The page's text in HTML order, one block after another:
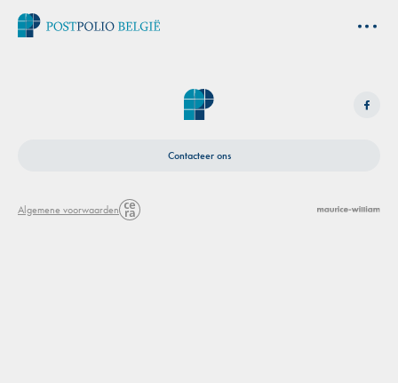
Contacteer ons
Algemene voorwaarden